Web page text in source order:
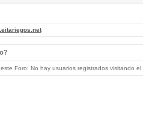
Foro: No hay usuarios registrados visitando el